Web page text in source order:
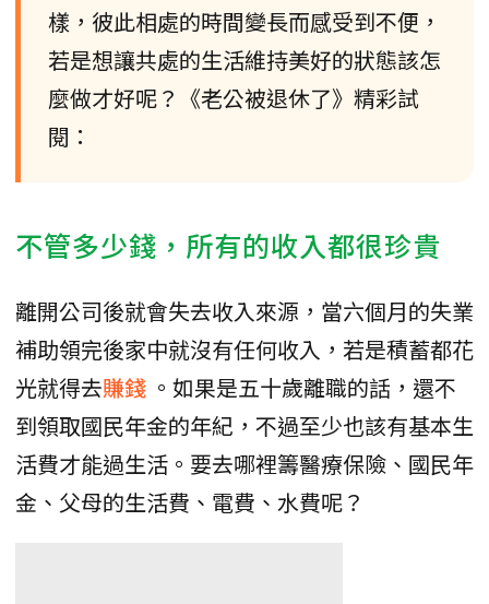
樣，彼此相處的時間變長而感受到不便，
若是想讓共處的生活維持美好的狀態該怎
麼做才好呢？《老公被退休了》精彩試
閱：
不管多少錢，所有的收入都很珍貴
離開公司後就會失去收入來源，當六個月的失業
補助領完後家中就沒有任何收入，若是積蓄都花
光就得去賺錢 。如果是五十歲離職的話，還不
到領取國民年金的年紀，不過至少也該有基本生
活費才能過生活。要去哪裡籌醫療保險、國民年
金、父母的生活費、電費、水費呢？